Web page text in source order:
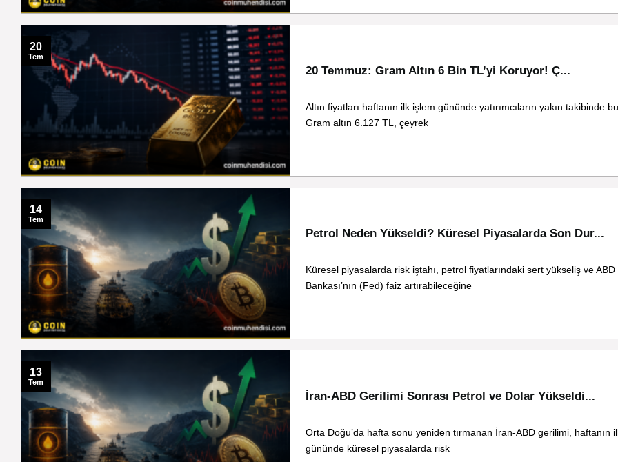
20 Temmuz: Gram Altın 6 Bin TL’yi Koruyor! Ç...
Altın fiyatları haftanın ilk işlem gününde yatırımcıların yakın takibinde
Gram altın 6.127 TL, çeyrek
20
Tem
Petrol Neden Yükseldi? Küresel Piyasalarda Son Dur...
Küresel piyasalarda risk iştahı, petrol fiyatlarındaki sert yükseliş ve
Bankası’nın (Fed) faiz artırabileceğine
14
Tem
İran-ABD Gerilimi Sonrası Petrol ve Dolar Yükseldi...
Orta Doğu’da hafta sonu yeniden tırmanan İran-ABD gerilimi, haftanın
gününde küresel piyasalarda risk
13
Tem